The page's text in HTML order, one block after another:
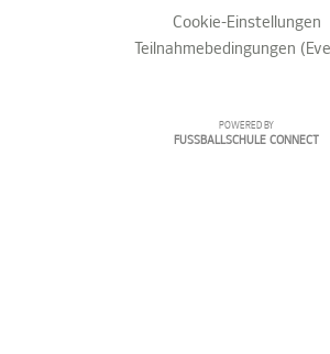
Cookie-Einstellungen
Teilnahmebedingungen
POWERED BY
FUSSBALLSCHULE CONNECT